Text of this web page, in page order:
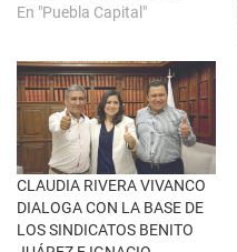
v e
n
a
v
e
n
t
a
n
a
n
u
e
v
En "Puebla Capital"
CLAUDIA RIVERA VIVANCO
DIALOGA CON LA BASE DE
LOS SINDICATOS BENITO